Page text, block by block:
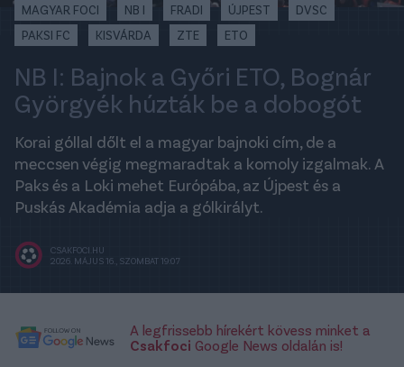
MAGYAR FOCI NB I FRADI ÚJPEST
DVSC
PAKSI FC
KISVÁRDA ZTE ETO
NB I: Bajnok a Győri ETO, Bognár
Györgyék húzták be a dobogót
Korai góllal dőlt el a magyar bajnoki cím, de a
meccsen végig megmaradtak a komoly izgalmak. A
Paks és a Loki mehet Európába, az Újpest és a
Puskás Akadémia adja a gólkirályt.
CSAKFOCI.HU
2026. MÁJUS 16., SZOMBAT 19:07
A legfrissebb hírekért kövess minket a
Csakfoci Google News oldalán is!